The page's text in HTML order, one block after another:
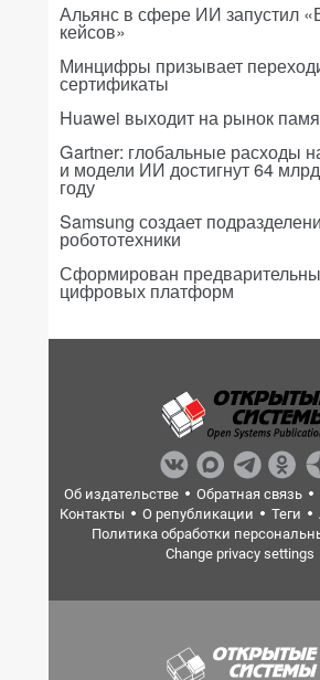
Альянс в сфере ИИ запустил
кейсов»
Минцифры призывает
сертификаты
Huawei выходит на рынок
Gartner: глобальные расходы
и модели ИИ достигнут 64
году
Samsung создает
робототехники
Сформирован
цифровых платформ
Об издательстве Обратная связь
Контакты
О републикации Теги
Политика обработки
Change privacy settings